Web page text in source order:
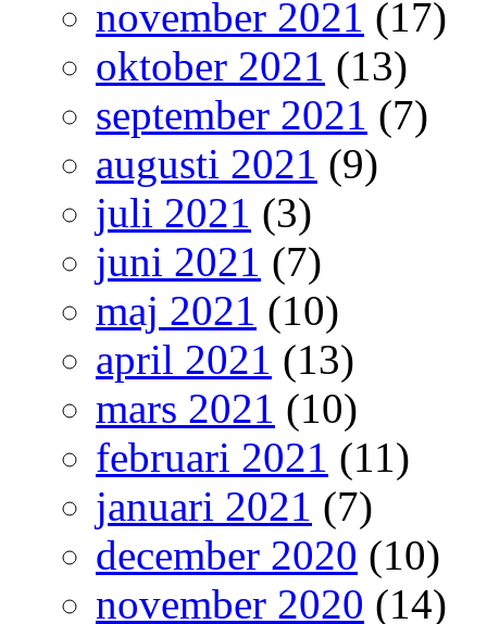
november 2021 (17)
oktober 2021 (13)
september 2021 (7)
augusti 2021 (9)
juli 2021 (3)
juni 2021 (7)
maj 2021 (10)
april 2021 (13)
mars 2021 (10)
februari 2021 (11)
januari 2021 (7)
december 2020 (10)
november 2020 (14)